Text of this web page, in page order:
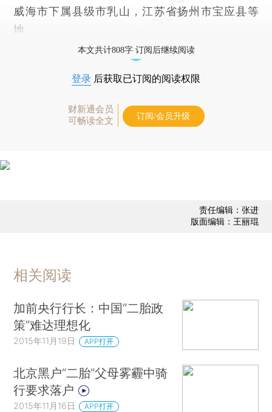
威海市下属县级市乳山，江苏省扬州市宝应县等
地。
本文共计808字 订阅后继续阅读
登录 后获取已订阅的阅读权限
财新通会员
可畅读全文
订阅/会员升级
责任编辑：张进
版面编辑：王丽琨
相关阅读
加前央行行长：中国“二胎政
策”难达理想化
2015年11月19日 APP打开
北京黑户“二胎”父母雾霾中骑
行要求落户
2015年11月16日 APP打开